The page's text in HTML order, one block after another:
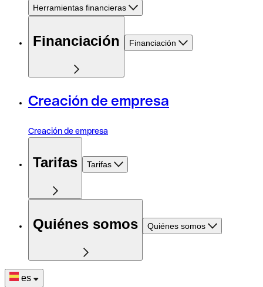
Herramientas financieras
Financiación Financiación
Creación de empresa
Creación de empresa
Tarifas Tarifas
Quiénes somos Quiénes somos
es